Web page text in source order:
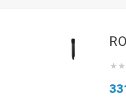
 